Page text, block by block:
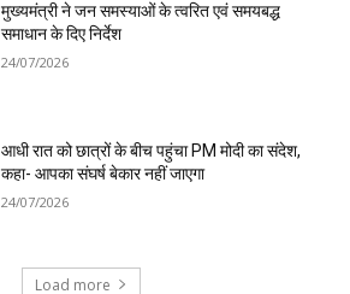
मुख्यमंत्री ने जन समस्याओं के त्वरित एवं समयबद्ध
समाधान के दिए निर्देश
24/07/2026
आधी रात को छात्रों के बीच पहुंचा PM मोदी का संदेश,
कहा- आपका संघर्ष बेकार नहीं जाएगा
24/07/2026
Load more